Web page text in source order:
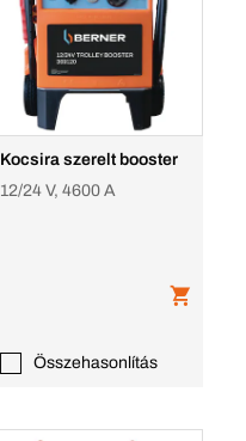
Kocsira szerelt booster
12/24 V, 4600 A
Összehasonlítás